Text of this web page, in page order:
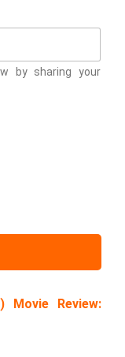
by sharing your
Movie Review: